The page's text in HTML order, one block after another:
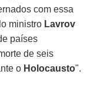
com essa
ministro Lavrov
países
de seis
o Holocausto".